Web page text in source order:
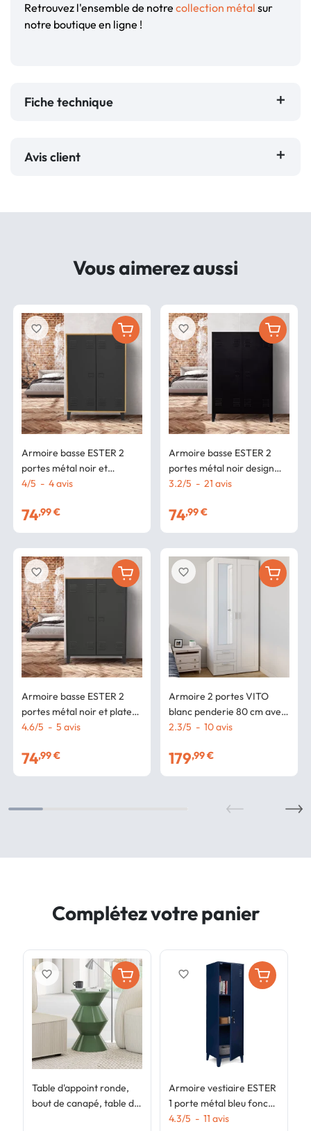
Retrouvez l'ensemble de notre collection métal sur
notre boutique en ligne !
Fiche technique
Avis client
Vous aimerez aussi
Armoire basse ESTER 2
portes métal noir et
contour bois design
4/5 - 4avis
74,99 €
favorite_border
Armoire basse ESTER 2
portes métal noir et plateau
bois design industriel
4.6/5 - 5 avis
74,99 €
favorite_border
Armoire basse ESTER 2
portes métal noir design
industriel
3.2/5 - 21 avis
74,99 €
favorite_border
Armoire 2 portes VITO
blanc penderie 80 cm avec
2 tiroirs, miroir et étagères
2.3/5 - 10avis
179,99 €
favorite_border
Complétez votre panier
Table d'appoint ronde,
bout de canapé, table de
favorite_border
Armoire vestiaire ESTER
1 porte métal bleu foncé
design industriel
4.3/5 - 11 avis
favorite_border